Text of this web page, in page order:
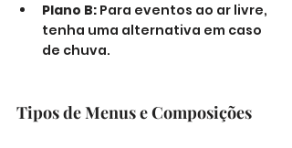
Plano B: Para eventos ao ar livre,
tenha uma alternativa em caso
de chuva.
Tipos de Menus e Composições